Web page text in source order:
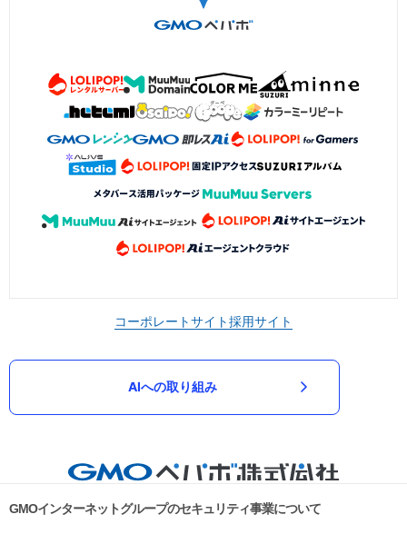
コーポレートサイト採用サイト
AIへの取り組み
GMOインターネットグループのセキュリティ事業について